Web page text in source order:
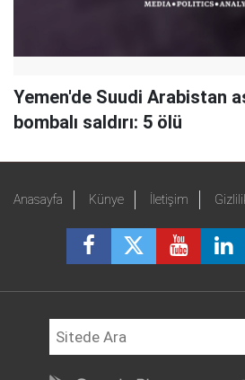
Yemen'de Suudi Arabistan
bombalı saldırı: 5 ölü
Anasayfa Künye İletişim